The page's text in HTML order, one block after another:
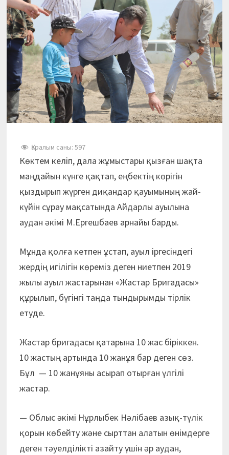
Қаралым саны: 597
Көктем келіп, дала жұмыстары қызған шақта
маңдайын күнге қақтап, еңбектің көрігін
қыздырып жүрген диқандар қауымының жай-
күйін сұрау мақсатында Айдарлы ауылына
аудан әкімі М.Ергешбаев арнайы барды.
Мұнда қолға кетпен ұстап, ауыл іргесіндегі
жердің игілігін көреміз деген ниетпен 2019
жылы ауыл жастарынан «Жастар Бригадасы»
құрылып, бүгінгі таңда тындырымды тірлік
етуде.
Жастар бригадасы қатарына 10 жас біріккен.
10 жастың артында 10 жанұя бар деген сөз.
Бұл — 10 жанұяны асырап отырған үлгілі
жастар.
— Облыс әкімі Нұрлыбек Нәлібаев азық-түлік
қорын көбейту және сырттан алатын өнімдерге
деген тәуелділікті азайту үшін әр аудан,